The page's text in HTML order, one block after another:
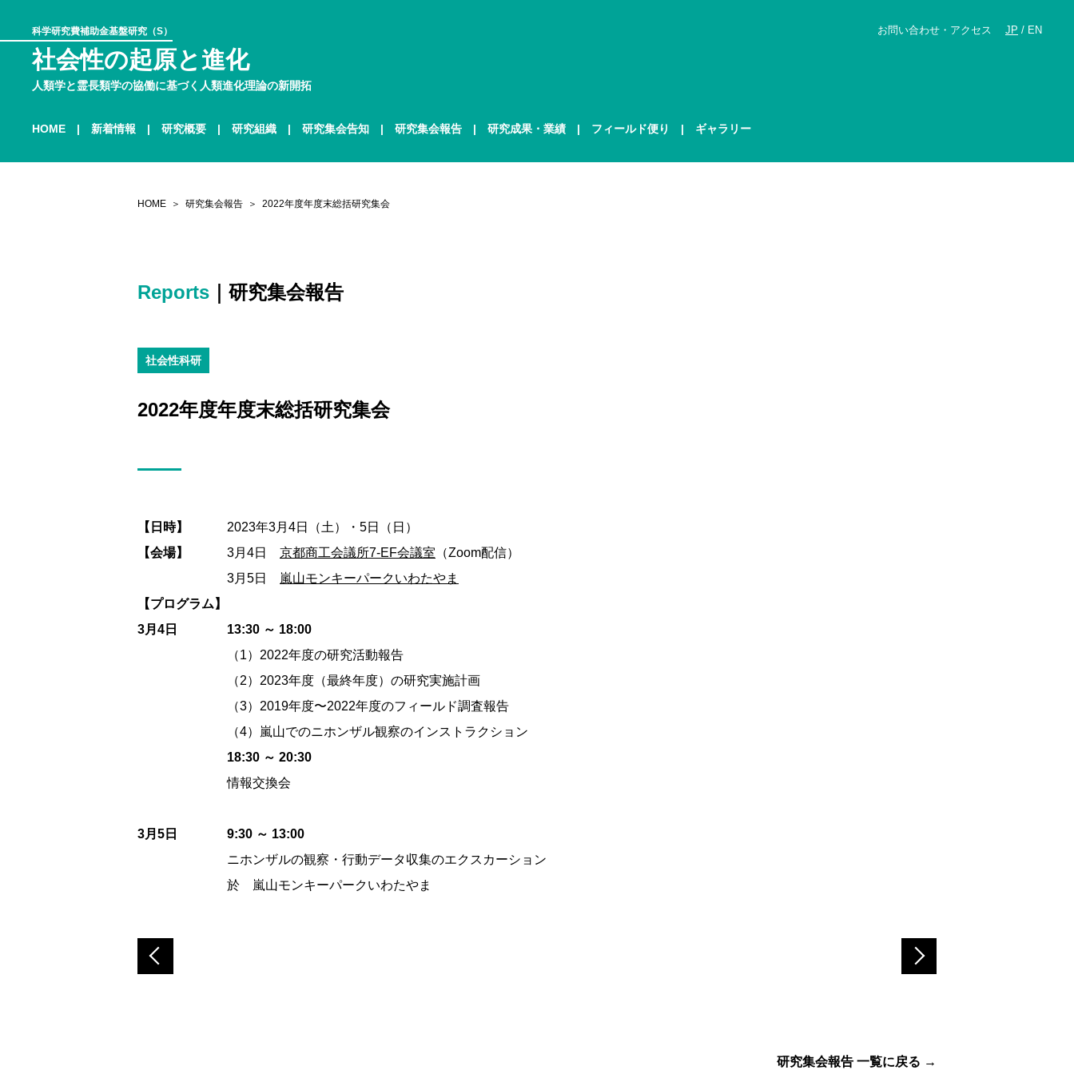
科学研究費補助金基盤研究（S）
社会性の起原と進化
人類学と霊長類学の協働に基づく人類進化理論の新開拓
HOME 新着情報 研究概要 研究組織 研究集会告知 研究集会報告 研究成果・業績 フィールド便り ギャラリー
お問い合わせ・アクセス JP / EN
HOME 研究集会報告 2022年度年度末総括研究集会
Reports ｜研究集会報告
社会性科研
2022年度年度末総括研究集会
【日時】
2023年3月4日（土）・5日（日）
【会場】
3月4日 京都商工会議所7-EF会議室 （Zoom配信）
3月5日
嵐山モンキーパークいわたやま
【プログラム】
3月4日
13:30 ～ 18:00
（1）2022年度の研究活動報告
（2）2023年度（最終年度）の研究実施計画
（3）2019年度〜2022年度のフィールド調査報告
（4）嵐山でのニホンザル観察のインストラクション
18:30 ～ 20:30
情報交換会
3月5日
9:30 ～ 13:00
ニホンザルの観察・行動データ収集のエクスカーション
於 嵐山モンキーパークいわたやま
研究集会報告 一覧に戻る →